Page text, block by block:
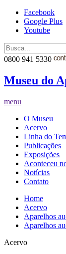
Facebook
Google Plus
Youtube
0800 941 5330
Museu do
menu
O Museu
Acervo
Linha do
Publicações
Exposições
Aconteceu
Notícias
Contato
Home
Acervo
Aparelhos
Aparelhos
Acervo